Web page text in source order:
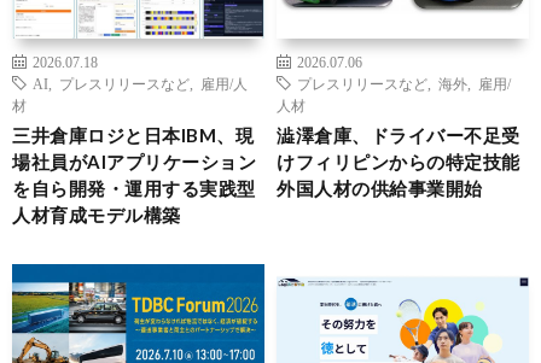
2026.07.18
AI
プレスリリースなど
雇用/人
材
三井倉庫ロジと日本IBM、現
場社員がAIアプリケーション
を自ら開発・運用する実践型
人材育成モデル構築
2026.07.06
プレスリリースなど
海外
雇用/
人材
澁澤倉庫、ドライバー不足受
けフィリピンからの特定技能
外国人材の供給事業開始